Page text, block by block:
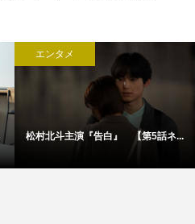
エンタメ
松村北斗主演『告白』 【第5話ネ...